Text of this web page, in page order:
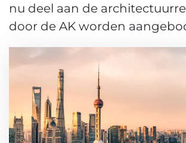
nu deel aan de
door de AK worden